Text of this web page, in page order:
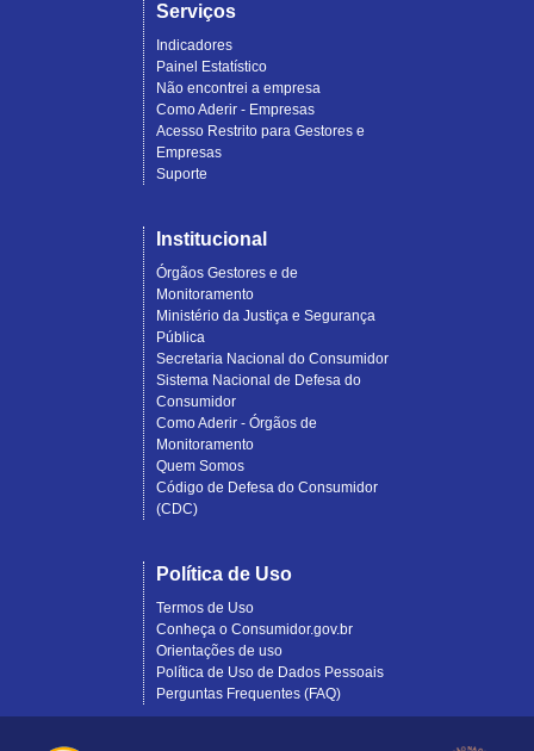
Serviços
Indicadores
Painel Estatístico
Não encontrei a empresa
Como Aderir - Empresas
Acesso Restrito para Gestores e
Empresas
Suporte
Institucional
Órgãos Gestores e de
Monitoramento
Ministério da Justiça e Segurança
Pública
Secretaria Nacional do Consumidor
Sistema Nacional de Defesa do
Consumidor
Como Aderir - Órgãos de
Monitoramento
Quem Somos
Código de Defesa do Consumidor
(CDC)
Política de Uso
Termos de Uso
Conheça o Consumidor.gov.br
Orientações de uso
Política de Uso de Dados Pessoais
Perguntas Frequentes (FAQ)